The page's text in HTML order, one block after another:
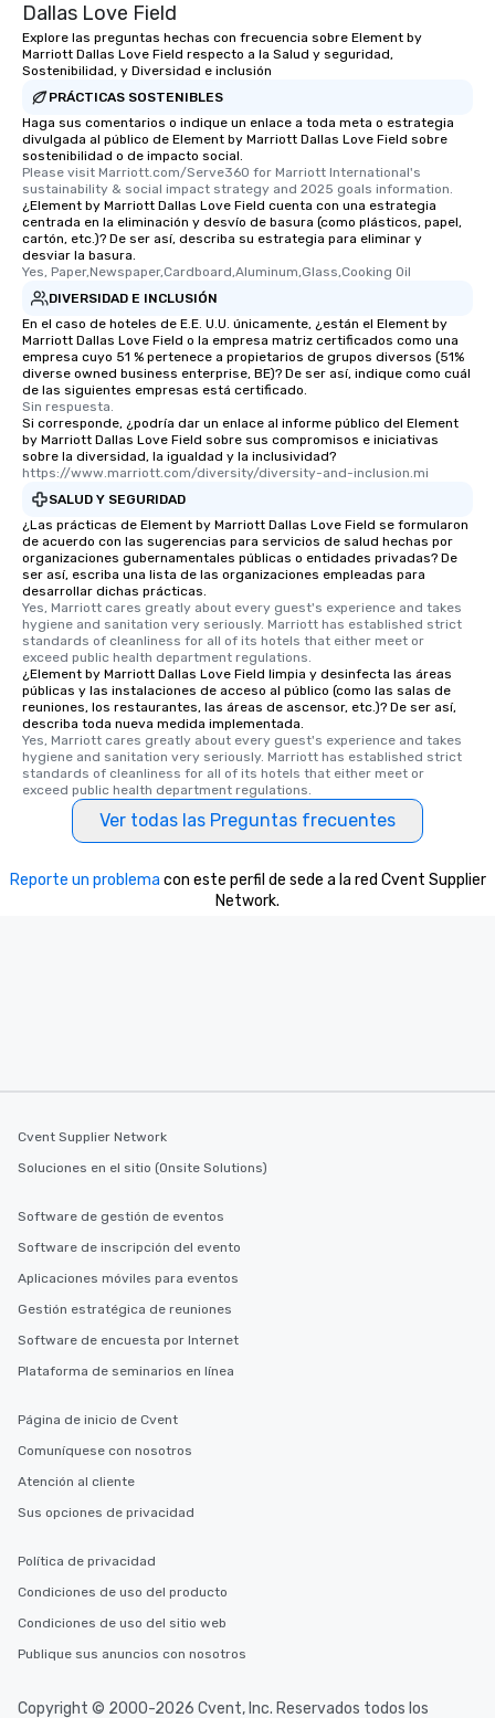
Dallas Love Field
Explore las preguntas hechas con frecuencia sobre Element by
Marriott Dallas Love Field respecto a la Salud y seguridad,
Sostenibilidad, y Diversidad e inclusión
PRÁCTICAS SOSTENIBLES
Haga sus comentarios o indique un enlace a toda meta o estrategia
divulgada al público de Element by Marriott Dallas Love Field sobre
sostenibilidad o de impacto social.
Please visit Marriott.com/Serve360 for Marriott International's
sustainability & social impact strategy and 2025 goals information.
¿Element by Marriott Dallas Love Field cuenta con una estrategia
centrada en la eliminación y desvío de basura (como plásticos, papel,
cartón, etc.)? De ser así, describa su estrategia para eliminar y
desviar la basura.
Yes, Paper,Newspaper,Cardboard,Aluminum,Glass,Cooking Oil
DIVERSIDAD E INCLUSIÓN
En el caso de hoteles de E.E. U.U. únicamente, ¿están el Element by
Marriott Dallas Love Field o la empresa matriz certificados como una
empresa cuyo 51 % pertenece a propietarios de grupos diversos (51%
diverse owned business enterprise, BE)? De ser así, indique como cuál
de las siguientes empresas está certificado.
Sin respuesta.
Si corresponde, ¿podría dar un enlace al informe público del Element
by Marriott Dallas Love Field sobre sus compromisos e iniciativas
sobre la diversidad, la igualdad y la inclusividad?
https://www.marriott.com/diversity/diversity-and-inclusion.mi
SALUD Y SEGURIDAD
¿Las prácticas de Element by Marriott Dallas Love Field se formularon
de acuerdo con las sugerencias para servicios de salud hechas por
organizaciones gubernamentales públicas o entidades privadas? De
ser así, escriba una lista de las organizaciones empleadas para
desarrollar dichas prácticas.
Yes, Marriott cares greatly about every guest's experience and takes
hygiene and sanitation very seriously. Marriott has established strict
standards of cleanliness for all of its hotels that either meet or
exceed public health department regulations.
¿Element by Marriott Dallas Love Field limpia y desinfecta las áreas
públicas y las instalaciones de acceso al público (como las salas de
reuniones, los restaurantes, las áreas de ascensor, etc.)? De ser así,
describa toda nueva medida implementada.
Yes, Marriott cares greatly about every guest's experience and takes
hygiene and sanitation very seriously. Marriott has established strict
standards of cleanliness for all of its hotels that either meet or
exceed public health department regulations.
Ver todas las Preguntas frecuentes
Reporte un problema con este perfil de sede a la red Cvent Supplier
Network.
Cvent Supplier Network
Soluciones en el sitio (Onsite Solutions)
Software de gestión de eventos
Software de inscripción del evento
Aplicaciones móviles para eventos
Gestión estratégica de reuniones
Software de encuesta por Internet
Plataforma de seminarios en línea
Página de inicio de Cvent
Comuníquese con nosotros
Atención al cliente
Sus opciones de privacidad
Política de privacidad
Condiciones de uso del producto
Condiciones de uso del sitio web
Publique sus anuncios con nosotros
Copyright © 2000-2026 Cvent, Inc. Reservados todos los